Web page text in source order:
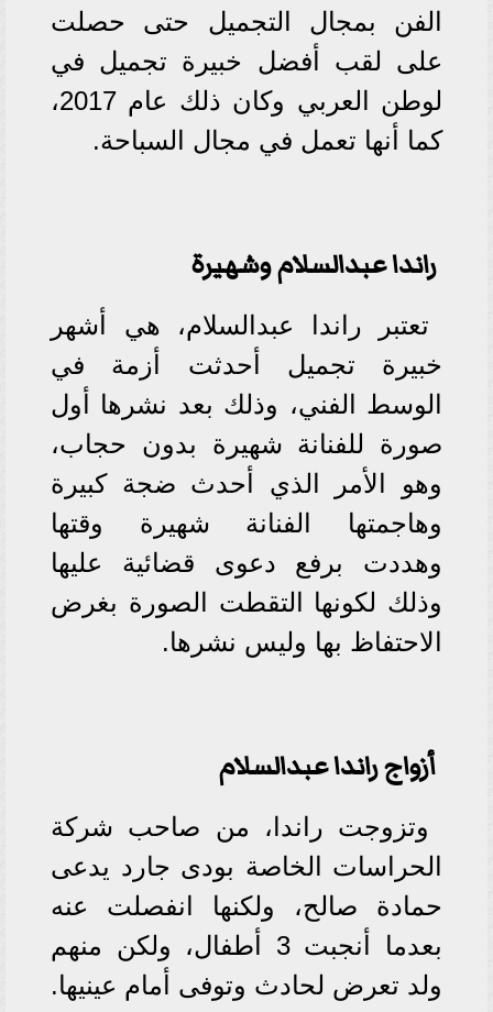
الفن بمجال التجميل حتى حصلت
على لقب أفضل خبيرة تجميل في
لوطن العربي وكان ذلك عام 2017،
كما أنها تعمل في مجال السباحة.
راندا عبدالسلام وشهيرة
تعتبر راندا عبدالسلام، هي أشهر
خبيرة تجميل أحدثت أزمة في
الوسط الفني، وذلك بعد نشرها أول
صورة للفنانة شهيرة بدون حجاب،
وهو الأمر الذي أحدث ضجة كبيرة
وهاجمتها الفنانة شهيرة وقتها
وهددت برفع دعوى قضائية عليها
وذلك لكونها التقطت الصورة بغرض
الاحتفاظ بها وليس نشرها.
أزواج راندا عبدالسلام
وتزوجت راندا، من صاحب شركة
الحراسات الخاصة بودى جارد يدعى
حمادة صالح، ولكنها انفصلت عنه
بعدما أنجبت 3 أطفال، ولكن منهم
ولد تعرض لحادث وتوفى أمام عينيها.